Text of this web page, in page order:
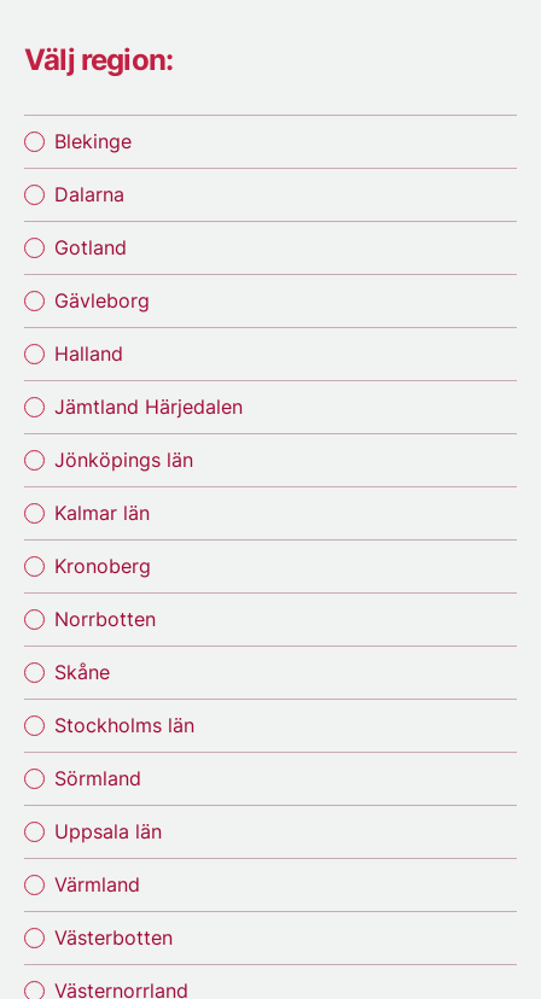
Välj region:
Blekinge
Dalarna
Gotland
Gävleborg
Halland
Jämtland Härjedalen
Jönköpings län
Kalmar län
Kronoberg
Norrbotten
Skåne
Stockholms län
Sörmland
Uppsala län
Värmland
Västerbotten
Västernorrland